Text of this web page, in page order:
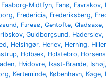
Faaborg-Midtfyn, Fanø, Favrskov,
, Fredericia, Frederiksberg,
, Furesø,Gentofte,Gladsaxe,
,Guldborgsund, Haderslev,
, Helsingør, Herlev, Herning,
, Holbæk, Holstebro, Horsens
, Hvidovre, Ikast-Brande, Ishøj
, Kerteminde, København, Køge,